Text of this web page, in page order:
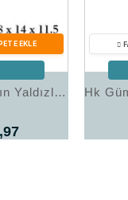
Hk Gümüş Kuran-I Kerim Altın Yaldızlı Sandık|Gümüş Takı Hediyelik Ürünler